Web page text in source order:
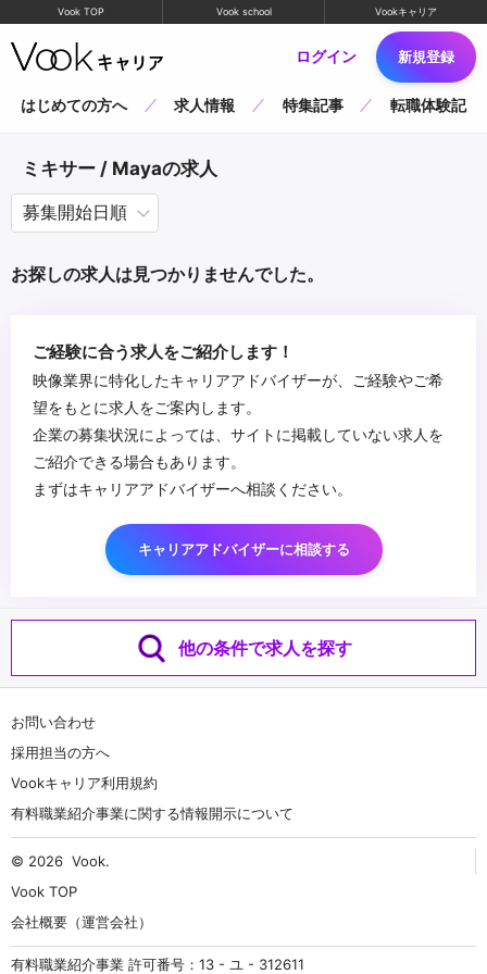
Vook TOP Vook school Vookキャリア
ログイン 新規登録
はじめての方へ 求人情報 特集記事 転職体験記
ミキサー / Mayaの求人
お探しの求人は見つかりませんでした。
ご経験に合う求人をご紹介します！
映像業界に特化したキャリアアドバイザーが、ご経験やご希
望をもとに求人をご案内します。
企業の募集状況によっては、サイトに掲載していない求人を
ご紹介できる場合もあります。
まずはキャリアアドバイザーへ相談ください。
キャリアアドバイザーに相談する
他の条件で求人を探す
お問い合わせ
採用担当の方へ
Vookキャリア利用規約
有料職業紹介事業に関する情報開示について
© 2026 Vook.
Vook TOP
会社概要（運営会社）
有料職業紹介事業 許可番号：13 - ユ - 312611